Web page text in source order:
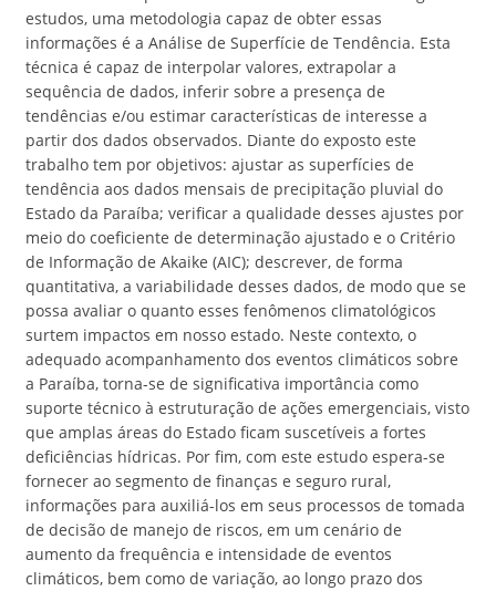
estudos, uma metodologia capaz de obter essas
informações é a Análise de Superfície de Tendência. Esta
técnica é capaz de interpolar valores, extrapolar a
sequência de dados, inferir sobre a presença de
tendências e/ou estimar características de interesse a
partir dos dados observados. Diante do exposto este
trabalho tem por objetivos: ajustar as superfícies de
tendência aos dados mensais de precipitação pluvial do
Estado da Paraíba; verificar a qualidade desses ajustes por
meio do coeficiente de determinação ajustado e o Critério
de Informação de Akaike (AIC); descrever, de forma
quantitativa, a variabilidade desses dados, de modo que se
possa avaliar o quanto esses fenômenos climatológicos
surtem impactos em nosso estado. Neste contexto, o
adequado acompanhamento dos eventos climáticos sobre
a Paraíba, torna-se de significativa importância como
suporte técnico à estruturação de ações emergenciais, visto
que amplas áreas do Estado ficam suscetíveis a fortes
deficiências hídricas. Por fim, com este estudo espera-se
fornecer ao segmento de finanças e seguro rural,
informações para auxiliá-los em seus processos de tomada
de decisão de manejo de riscos, em um cenário de
aumento da frequência e intensidade de eventos
climáticos, bem como de variação, ao longo prazo dos